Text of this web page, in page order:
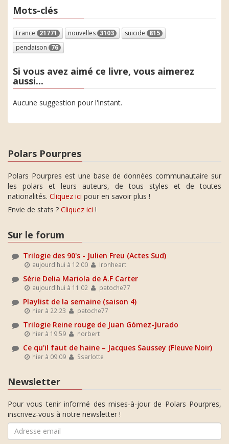
Mots-clés
France 21771 nouvelles 3103 suicide 815
pendaison 76
Si vous avez aimé ce livre, vous aimerez
aussi...
Aucune suggestion pour l'instant.
Polars Pourpres
Polars Pourpres est une base de données communautaire sur
les polars et leurs auteurs, de tous styles et de toutes
nationalités. Cliquez ici pour en savoir plus !
Envie de stats ? Cliquez ici !
Sur le forum
Trilogie des 90's - Julien Freu (Actes Sud)
aujourd'hui à 12:00 Ironheart
Série Delia Mariola de A.F Carter
aujourd'hui à 11:02 patoche77
Playlist de la semaine (saison 4)
hier à 22:23 patoche77
Trilogie Reine rouge de Juan Gómez-Jurado
hier à 19:59 norbert
Ce qu'il faut de haine – Jacques Saussey (Fleuve Noir)
hier à 09:09 Ssarlotte
Newsletter
Pour vous tenir informé des mises-à-jour de Polars Pourpres,
inscrivez-vous à notre newsletter !